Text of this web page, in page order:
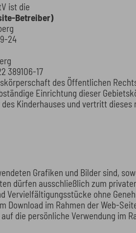
ist die
Betreiber)
24
389106-17
des Öffentlichen
Einrichtung dieser
Kinderhauses und vertritt dieses
Grafiken und Bilder sind,
dürfen ausschließlich zum
Vervielfältigungsstücke ohne
Download im Rahmen der Web-
die persönliche Verwendung im